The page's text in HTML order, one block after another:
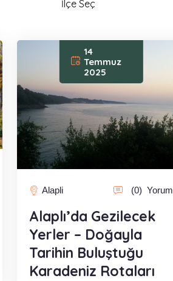
14
Temmuz
2025
Alapli (0) Yorum
Alaplı’da Gezilecek
Yerler – Doğayla
Tarihin Buluştuğu
Karadeniz Rotaları